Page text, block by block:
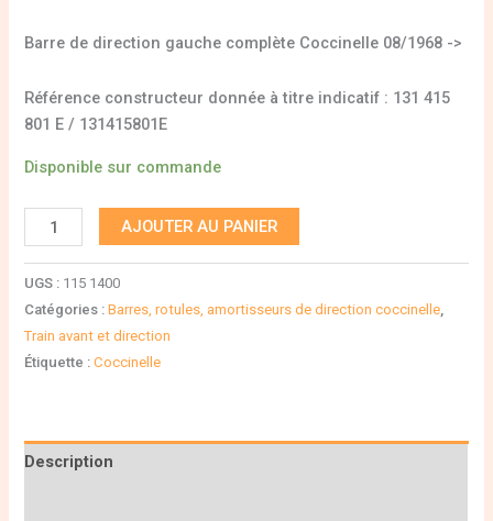
Barre de direction gauche complète Coccinelle 08/1968 ->
Référence constructeur donnée à titre indicatif : 131 415
801 E / 131415801E
Disponible sur commande
AJOUTER AU PANIER
UGS : 115 1400
Catégories :Barres, rotules, amortisseurs de direction coccinelle,
Train avant et direction
Étiquette :Coccinelle
Description